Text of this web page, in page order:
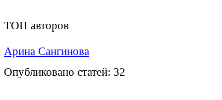
ТОП авторов
Арина Сангинова
Опубликовано статей: 32